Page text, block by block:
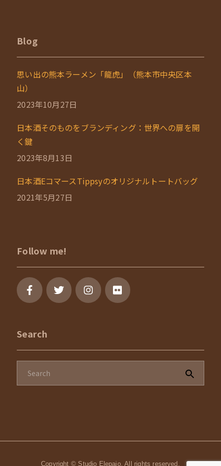
Blog
思い出の熊本ラーメン「龍虎」（熊本市中央区本
山）
2023年10月27日
日本酒そのものをブランディング：世界への扉を開
く鍵
2023年8月13日
日本酒EコマースTippsyのオリジナルトートバッグ
2021年5月27日
Follow me!
Search
Copyright © Studio Elepaio. All rights reserved.